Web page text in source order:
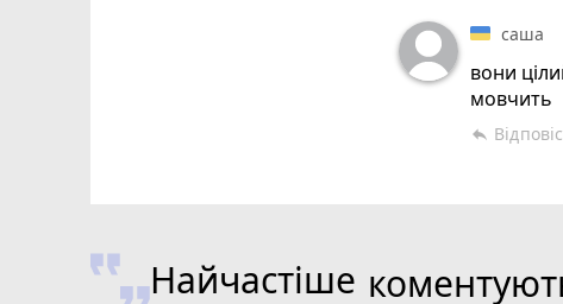
саша
вони
мовчить
reply
Найчастіше